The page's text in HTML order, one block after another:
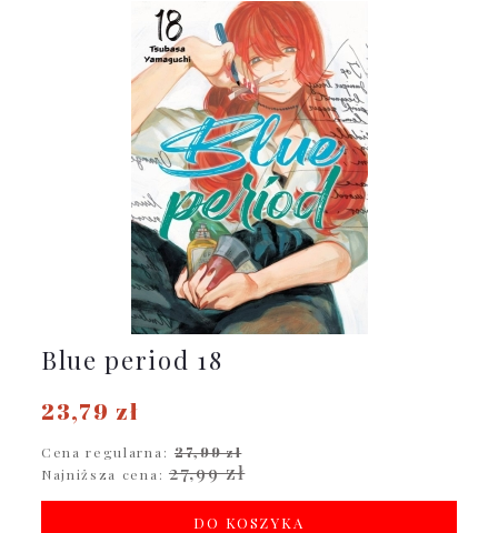
Blue period 18
23,79 zł
Cena regularna: 27,99 zł
Najniższa cena: 27,99 zł
DO KOSZYKA